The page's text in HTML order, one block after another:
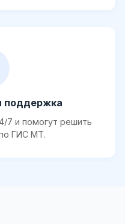
поддержка
7 и помогут решить
ГИС МТ.